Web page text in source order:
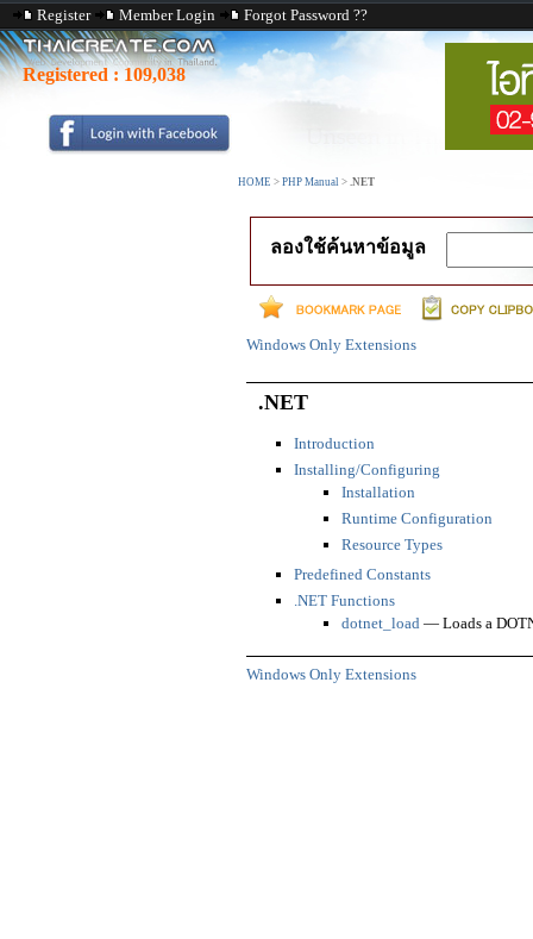
Register Member Login Forgot Password ??
Registered : 109,038
HOME > PHP Manual > .NET
ลองใช้ค้นหาข้อมูล
Windows Only Extensions
.NET
Introduction
Installing/Configuring
Installation
Runtime Configuration
Resource Types
Predefined Constants
.NET Functions
dotnet_load— Loads a
Windows Only Extensions